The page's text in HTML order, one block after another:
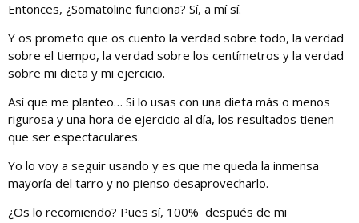
Entonces, ¿Somatoline funciona? Sí, a mí sí.
Y os prometo que os cuento la verdad sobre todo, la verdad
sobre el tiempo, la verdad sobre los centímetros y la verdad
sobre mi dieta y mi ejercicio.
Así que me planteo… Si lo usas con una dieta más o menos
rigurosa y una hora de ejercicio al día, los resultados tienen
que ser espectaculares.
Yo lo voy a seguir usando y es que me queda la inmensa
mayoría del tarro y no pienso desaprovecharlo.
¿Os lo recomiendo? Pues sí, 100% después de mi